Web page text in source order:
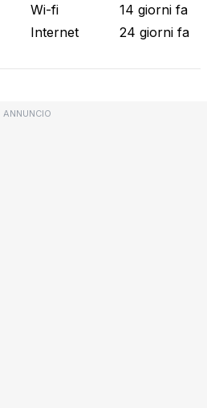
Wi-fi
14 giorni fa
Internet 24 giorni fa
ANNUNCIO